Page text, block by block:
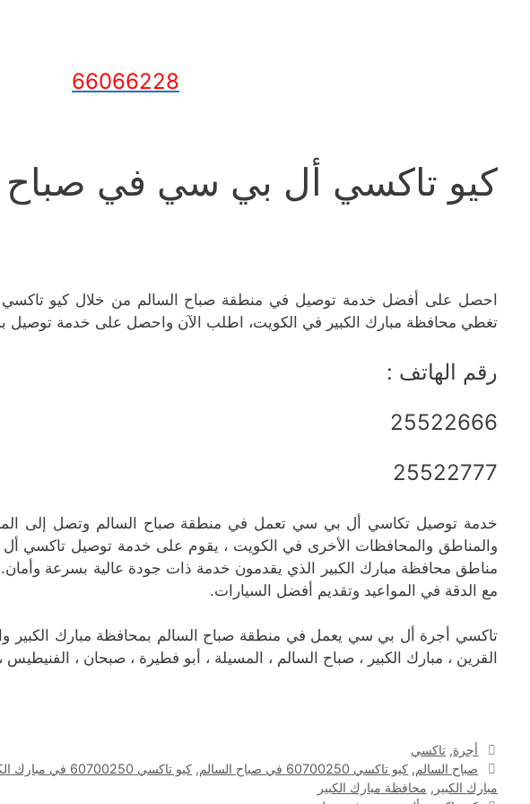
66066228
كيو تاكسي أل بي سي في صباح
احصل على أفضل خدمة توصيل في منطقة صباح السالم من خلال كيو
تغطي محافظة مبارك الكبير في الكويت، اطلب الآن واحصل على خدمة توصيل
رقم الهاتف :
25522666
25522777
خدمة توصيل تكاسي أل بي سي تعمل في منطقة صباح السالم وتصل إلى
والمناطق والمحافظات الأخرى في الكويت ، يقوم على خدمة توصيل تاكسي
مع الدقة في المواعيد وتقديم أفضل السيارات.
القرين ، مبارك الكبير ، صباح السالم ، المسيلة ، أبو فطيرة ، صبحان ،
التصنيفات
أجرة, تاكسي
الوسوم
صباح السالم, كيو تاكسي 60700250 في صباح السالم , كيو تاكسي 60700250 في مبارك الكبير
مبارك الكبير , محافظة مبارك الكبير